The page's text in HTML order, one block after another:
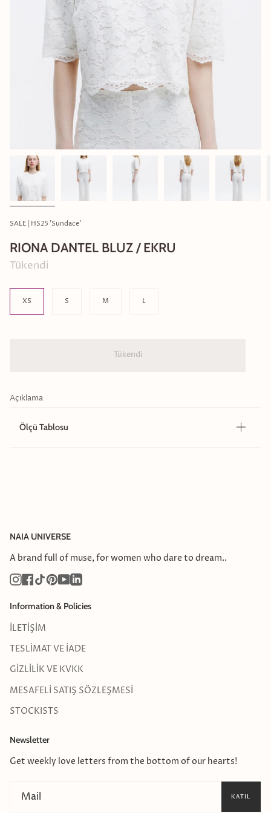
SALE | HS25 'Sundace'
RIONA DANTEL BLUZ / EKRU
Tükendi
Beden
XS
S M L
Tükendi
Açıklama
Ölçü Tablosu
NAIA UNIVERSE
A brand full of muse, for women who dare to dream..
Instagram
Facebook
TikTokPinterest
YouTube
Linkedin
Information & Policies
İLETİŞİM
TESLİMAT VE İADE
GİZLİLİK VE KVKK
MESAFELİ SATIŞ SÖZLEŞMESİ
STOCKISTS
Newsletter
Get weekly love letters from the bottom of our hearts!
KATIL